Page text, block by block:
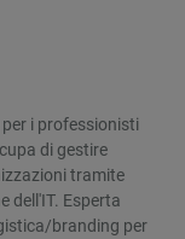
per i professionisti
di gestire
tramite
dell'IT. Esperta
branding per